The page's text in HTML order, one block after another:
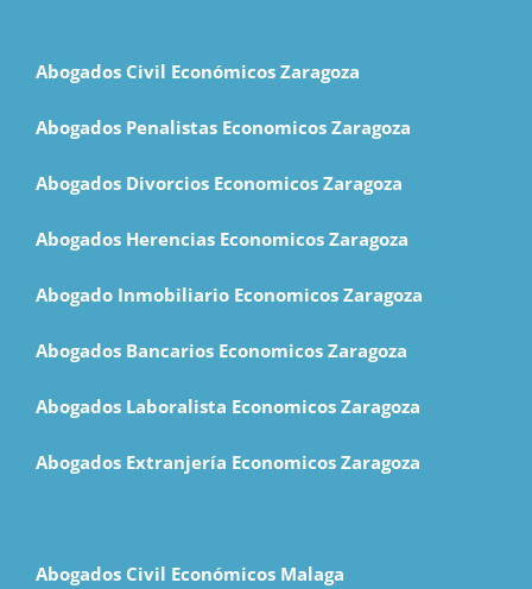
Abogados Civil Económicos Zaragoza
Abogados Penalistas Economicos Zaragoza
Abogados Divorcios Economicos Zaragoza
Abogados Herencias Economicos Zaragoza
Abogado Inmobiliario Economicos Zaragoza
Abogados Bancarios Economicos Zaragoza
Abogados Laboralista Economicos Zaragoza
Abogados Extranjería Economicos Zaragoza
Abogados Civil Económicos Malaga